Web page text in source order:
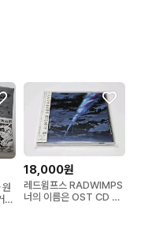
18,000원
레드윔프스 RADWIMPS
너의 이름은 OST CD 앨